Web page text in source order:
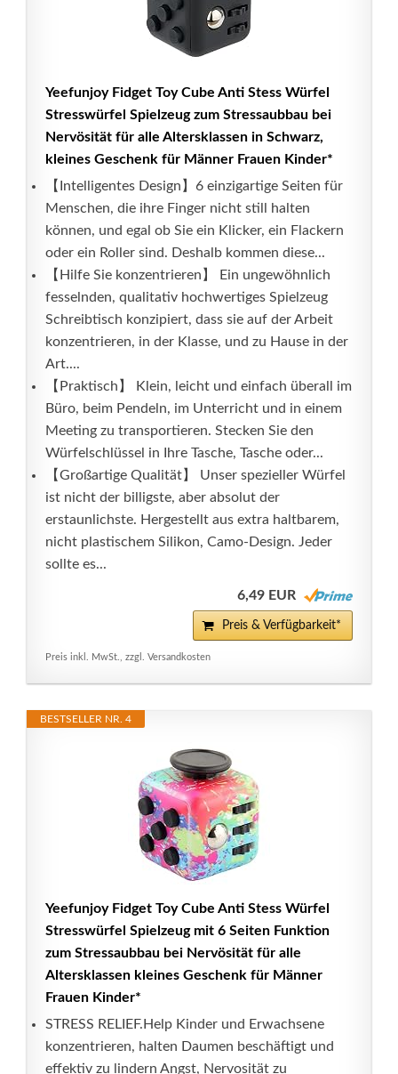
Yeefunjoy Fidget Toy Cube Anti Stess Würfel
Stresswürfel Spielzeug zum Stressaubbau bei
Nervösität für alle Altersklassen in Schwarz,
kleines Geschenk für Männer Frauen Kinder*
【Intelligentes Design】6 einzigartige Seiten für
Menschen, die ihre Finger nicht still halten
können, und egal ob Sie ein Klicker, ein Flackern
oder ein Roller sind. Deshalb kommen diese...
【Hilfe Sie konzentrieren】 Ein ungewöhnlich
fesselnden, qualitativ hochwertiges Spielzeug
Schreibtisch konzipiert, dass sie auf der Arbeit
konzentrieren, in der Klasse, und zu Hause in der
Art....
【Praktisch】 Klein, leicht und einfach überall im
Büro, beim Pendeln, im Unterricht und in einem
Meeting zu transportieren. Stecken Sie den
Würfelschlüssel in Ihre Tasche, Tasche oder...
【Großartige Qualität】 Unser spezieller Würfel
ist nicht der billigste, aber absolut der
erstaunlichste. Hergestellt aus extra haltbarem,
nicht plastischem Silikon, Camo-Design. Jeder
sollte es...
6,49 EUR
Preis & Verfügbarkeit*
Preis inkl. MwSt., zzgl. Versandkosten
BESTSELLER NR. 4
Yeefunjoy Fidget Toy Cube Anti Stess Würfel
Stresswürfel Spielzeug mit 6 Seiten Funktion
zum Stressaubbau bei Nervösität für alle
Altersklassen kleines Geschenk für Männer
Frauen Kinder*
STRESS RELIEF.Help Kinder und Erwachsene
konzentrieren, halten Daumen beschäftigt und
effektiv zu lindern Angst, Nervosität zu